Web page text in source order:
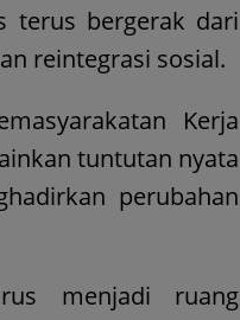
terus bergerak dari
reintegrasi sosial.
Kerja
tuntutan nyata
perubahan
menjadi ruang